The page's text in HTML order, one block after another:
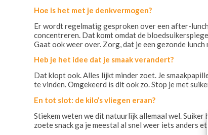
Hoe is het met je denkvermogen?
Er wordt regelmatig gesproken over een after-
concentreren. Dat komt omdat de
Gaat ook weer over. Zorg, dat je een gezonde lunch
Heb je het idee dat je smaak verandert?
Dat klopt ook. Alles lijkt minder zoet. Je
te vinden. Omgekeerd is dit ook zo. Stop je met
En tot slot: de kilo’s vliegen eraan?
Stiekem weten we dit natuurlijk allemaal wel.
zoete snack ga je meestal al snel weer iets anders